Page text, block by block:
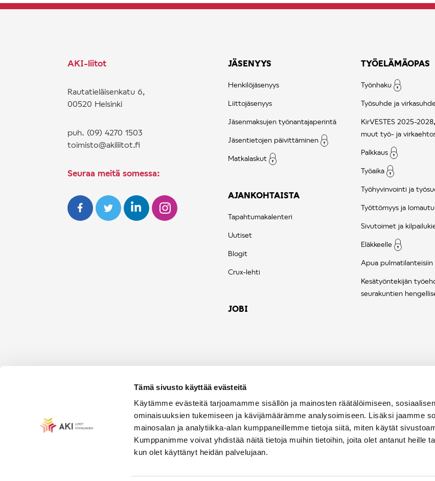
Tämä sivusto käyttää evästeitä
Käytämme evästeitä tarjoamamme sisällön ja mainosten räätälöimiseen,
ominaisuuksien tukemiseen ja kävijämäärämme analysoimiseen. Lisäksi jaamme
mainosalan ja analytiikka-alan kumppaneillemme tietoja siitä, miten käytät
Kumppanimme voivat yhdistää näitä tietoja muihin tietoihin, joita olet antanut heille
kun olet käyttänyt heidän palvelujaan.
AKI-liitot
Rautatieläisenkatu 6,
00520 Helsinki
puh. (09) 4270 1503
toimisto@akiliitot.fi
Seuraa meitä somessa:
JÄSENYYS
Henkilöjäsenyys
Liittojäsenyys
Jäsenmaksujen työnantajaperintä
Jäsentietojen päivittäminen
Matkalaskut
AJANKOHTAISTA
Tapahtumakalenteri
Uutiset
Blogit
Crux-lehti
JOBI
TYÖELÄMÄOPAS
Työnhaku
Työsuhde ja virkasuhde
KirVESTES 2025-
muut työ- ja
Palkkaus
Työaika
Työhyvinvointi ja
Työttömyys ja
Sivutoimet ja
Eläkkeelle
Apua pulmatilanteisiin
Kesätyöntekijän
seurakuntien